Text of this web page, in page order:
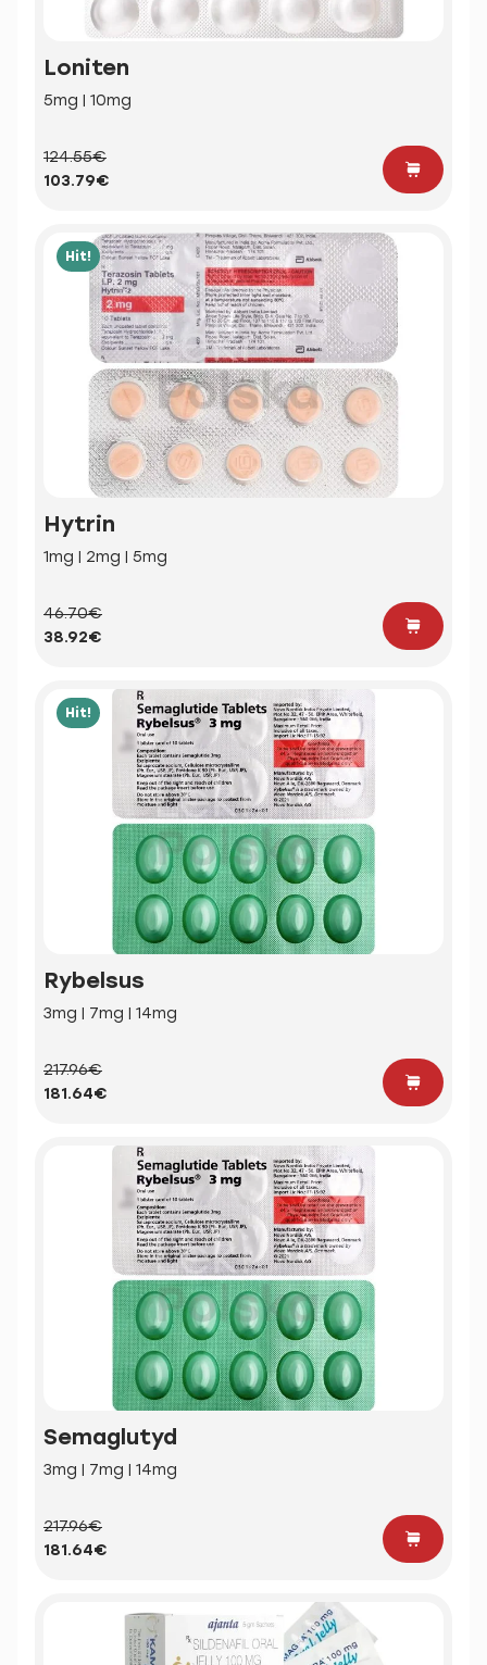
Loniten
5mg | 10mg
124.55€
103.79€
Hit!
Hytrin
1mg | 2mg | 5mg
46.70€
38.92€
Hit!
Rybelsus
3mg | 7mg | 14mg
217.96€
181.64€
Semaglutyd
3mg | 7mg | 14mg
217.96€
181.64€